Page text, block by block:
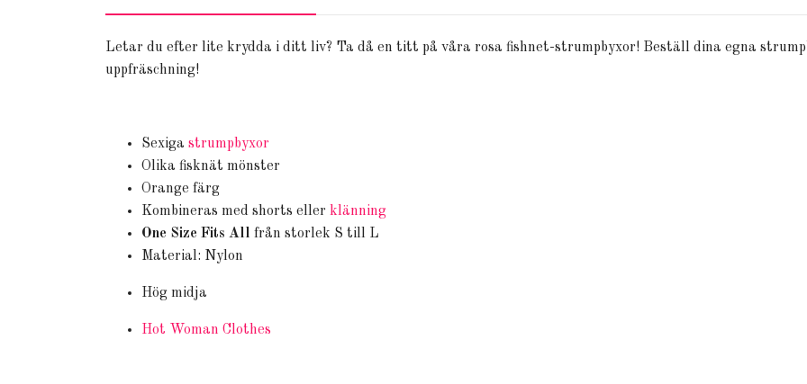
Letar du efter lite krydda i ditt liv? Ta då en titt på våra rosa fishnet-strumpbyxor! Beställ dina egna
uppfräschning!
Sexiga strumpbyxor
Olika fisknät mönster
Orange färg
Kombineras med shorts eller klänning
One Size Fits All från storlek S till L
Material: Nylon
Hög midja
Hot Woman Clothes